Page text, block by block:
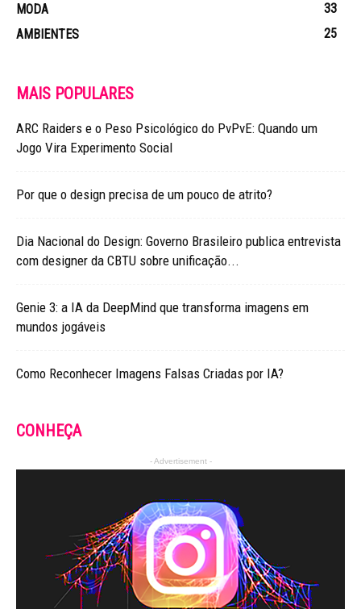
MODA
33
AMBIENTES
25
MAIS POPULARES
ARC Raiders e o Peso Psicológico do PvPvE: Quando um
Jogo Vira Experimento Social
Por que o design precisa de um pouco de atrito?
Dia Nacional do Design: Governo Brasileiro publica entrevista
com designer da CBTU sobre unificação...
Genie 3: a IA da DeepMind que transforma imagens em
mundos jogáveis
Como Reconhecer Imagens Falsas Criadas por IA?
CONHEÇA
- Advertisement -